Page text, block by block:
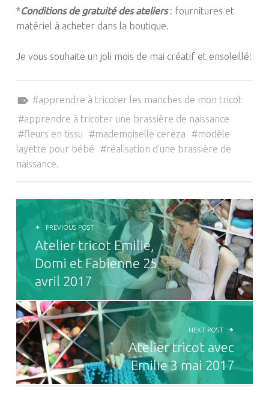
*Conditions de gratuité des ateliers: fournitures et
matériel à acheter dans la boutique.
Je vous souhaite un joli mois de mai créatif et ensoleillé!
apprendre à tricoter les manches de mon tricot
apprendre à tricoter une brassière de naissance
fleurs en tissu
mademoiselle cereza
modèle
layette pour bébé
réalisation d’une brassière de
naissance.
NAVIGATION DE L’ARTICLE
PREVIOUS POST
Atelier tricot Emilie,
Domi et Fabienne 25
avril 2017
NEXT POST
Atelier tricot avec
Emilie 3 mai 2017